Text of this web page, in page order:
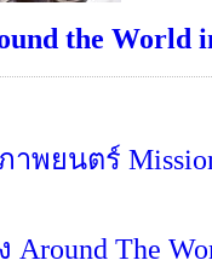
the World
พยนตร์
The